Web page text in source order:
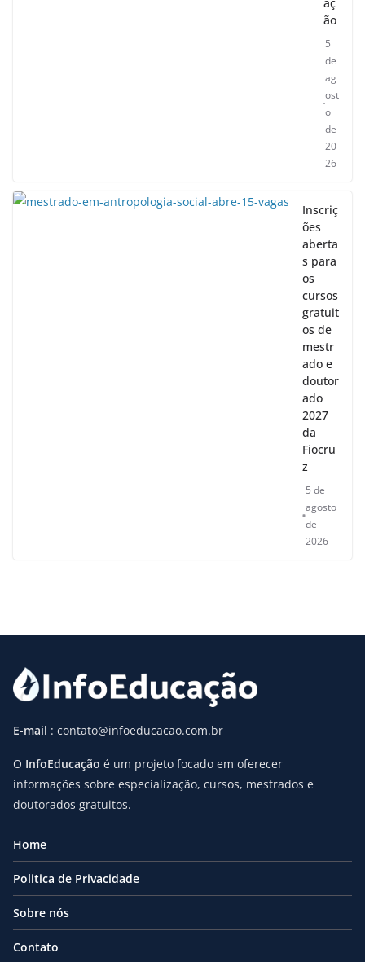
ão
5
de
ag
ost
o
de
20
26
Inscriç
ões
aberta
s para
os
cursos
gratuit
os de
mestr
ado e
doutor
ado
2027
da
Fiocru
z
5 de
agosto
de
2026
E-mail : contato@infoeducacao.com.br
O InfoEducação é um projeto focado em oferecer
informações sobre especialização, cursos, mestrados e
doutorados gratuitos.
Home
Politica de Privacidade
Sobre nós
Contato